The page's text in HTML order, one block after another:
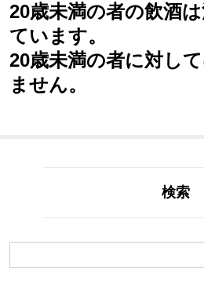
20歳未満の者の飲酒
ています。
20歳未満の者に対し
ません。
検索